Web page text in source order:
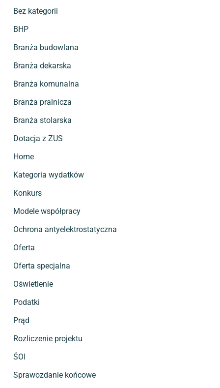
Bez kategorii
BHP
Branża budowlana
Branża dekarska
Branża komunalna
Branża pralnicza
Branża stolarska
Dotacja z ZUS
Home
Kategoria wydatków
Konkurs
Modele współpracy
Ochrona antyelektrostatyczna
Oferta
Oferta specjalna
Oświetlenie
Podatki
Prąd
Rozliczenie projektu
ŚOI
Sprawozdanie końcowe